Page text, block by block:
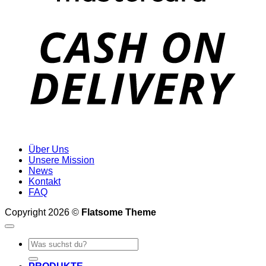
Über Uns
Unsere Mission
News
Kontakt
FAQ
Copyright 2026 © Flatsome Theme
Suche
nach: